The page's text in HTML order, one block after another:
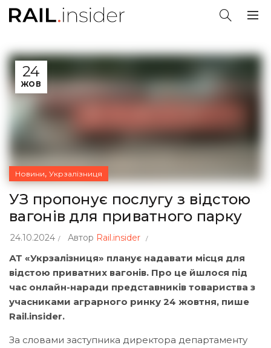
24
ЖОВ
Новини, Укрзалізниця
УЗ пропонує послугу з відстою
вагонів для приватного парку
24.10.2024 Автор Rail.insider
АТ «Укрзалізниця» планує надавати місця для
відстою приватних вагонів. Про це йшлося під
час онлайн-наради представників товариства з
учасниками аграрного ринку 24 жовтня, пише
Rail.insider.
За словами заступника директора департаменту